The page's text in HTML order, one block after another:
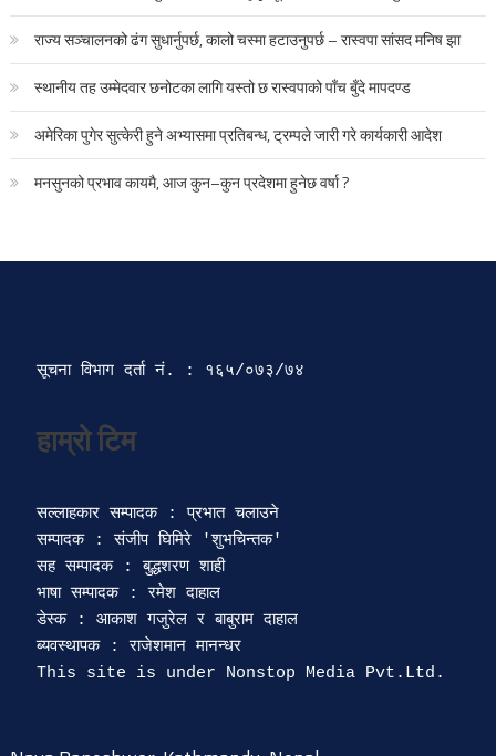
राज्य सञ्चालनको ढंग सुधार्नुपर्छ, कालो चस्मा हटाउनुपर्छ – रास्वपा सांसद मनिष झा
स्थानीय तह उम्मेदवार छनोटका लागि यस्तो छ रास्वपाको पाँच बुँदे मापदण्ड
अमेरिका पुगेर सुत्केरी हुने अभ्यासमा प्रतिबन्ध, ट्रम्पले जारी गरे कार्यकारी आदेश
मनसुनको प्रभाव कायमै, आज कुन–कुन प्रदेशमा हुनेछ वर्षा ?
सूचना विभाग दर्ता‍ नं. : १६५/०७३/७४
हाम्रो टिम
सल्लाहकार सम्पादक : प्रभात चलाउने
सम्पादक : संजीप घिमिरे 'शुभचिन्तक'
सह सम्पादक : बुद्धशरण शाही
भाषा सम्पादक : रमेश दाहाल
डेस्क : आकाश गजुरेल र बाबुराम दाहाल
ब्यवस्थापक : राजेशमान मानन्धर